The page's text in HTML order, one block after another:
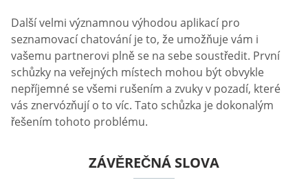
Další velmi významnou výhodou aplikací pro
seznamovací chatování je to, že umožňuje vám i
vašemu partnerovi plně se na sebe soustředit. První
schůzky na veřejných místech mohou být obvykle
nepříjemné se všemi rušením a zvuky v pozadí, které
vás znervózňují o to víc. Tato schůzka je dokonalým
řešením tohoto problému.
ZÁVĚREČNÁ SLOVA